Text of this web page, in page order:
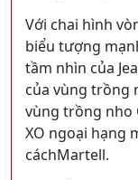
Với chai hình
biểu tượng
tầm nhìn của
của vùng trồng
vùng trồng nho
XO ngoại hạng
cáchMartell.